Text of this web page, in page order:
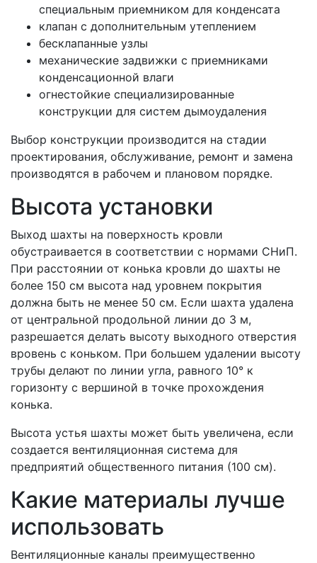
специальным приемником для конденсата
клапан с дополнительным утеплением
бесклапанные узлы
механические задвижки с приемниками
конденсационной влаги
огнестойкие специализированные
конструкции для систем дымоудаления
Выбор конструкции производится на стадии
проектирования, обслуживание, ремонт и замена
производятся в рабочем и плановом порядке.
Высота установки
Выход шахты на поверхность кровли
обустраивается в соответствии с нормами СНиП.
При расстоянии от конька кровли до шахты не
более 150 см высота над уровнем покрытия
должна быть не менее 50 см. Если шахта удалена
от центральной продольной линии до 3 м,
разрешается делать высоту выходного отверстия
вровень с коньком. При большем удалении высоту
трубы делают по линии угла, равного 10° к
горизонту с вершиной в точке прохождения
конька.
Высота устья шахты может быть увеличена, если
создается вентиляционная система для
предприятий общественного питания (100 см).
Какие материалы лучше
использовать
Вентиляционные каналы преимущественно